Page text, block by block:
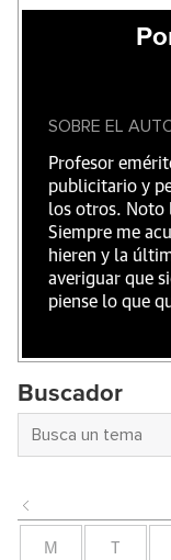
SOBRE EL
Profesor
publicitario y
los otros. Noto
Siempre me
hieren y la
averiguar que
piense lo que
Buscador
M